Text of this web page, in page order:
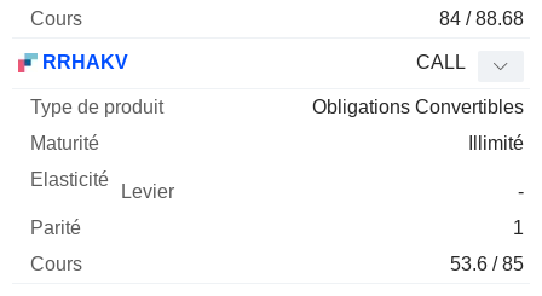
84 / 88.68
RRHAKV CALL
Obligations Convertibles
Illimité
-
1
53.6 / 85